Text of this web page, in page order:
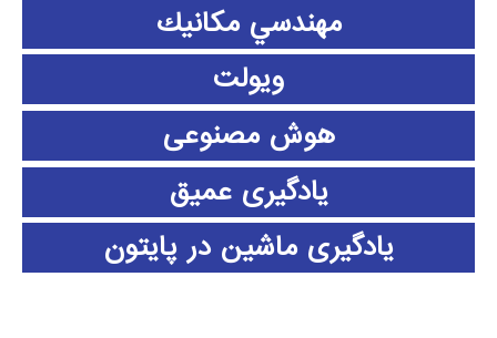
مهندسي مكانيك
ویولت
هوش مصنوعی
یادگیری عمیق
یادگیری ماشین در پایتون